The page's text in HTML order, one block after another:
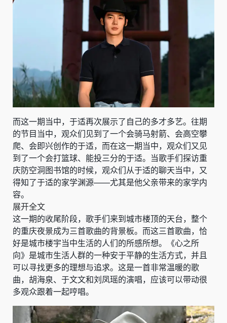
而这一期当中，于适再次展示了自己的多才多艺。往期
的节目当中，观众们见到了一个会骑马射箭、会高空攀
爬、会即兴创作的于适，而在这一期当中，观众们又见
到了一个会打篮球、能投三分的于适。当歌手们探访重
庆防空洞图书馆的时候，观众们从于适的聊天当中，又
得知了于适的家学渊源——尤其是他父亲带来的家学内
容。
展开全文
这一期的收尾阶段，歌手们来到城市楼顶的天台，整个
的重庆夜景成为三首歌曲的背景板。而这三首歌曲，恰
好是城市楼宇当中生活的人们的所感所想。《心之所
向》是城市生活人群的一种安于平静的生活方式，并且
可以寻找更多的理想与追求。这是一首非常温暖的歌
曲，胡海泉、于文文和刘凤瑶的演唱，应该可以带动很
多观众跟着一起哼唱。